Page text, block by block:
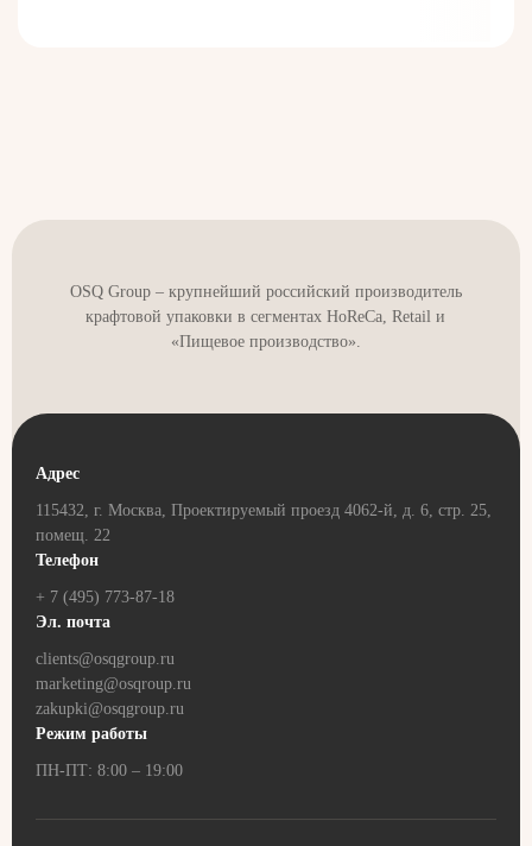
OSQ Group – крупнейший российский производитель
крафтовой упаковки в сегментах HoReCa, Retail и
«Пищевое производство».
Адрес
115432, г. Москва, Проектируемый проезд 4062-й, д. 6, стр. 25,
помещ. 22
Телефон
+ 7 (495) 773-87-18
Эл. почта
clients@osqgroup.ru
marketing@osqroup.ru
zakupki@osqgroup.ru
Режим работы
ПН-ПТ: 8:00 – 19:00